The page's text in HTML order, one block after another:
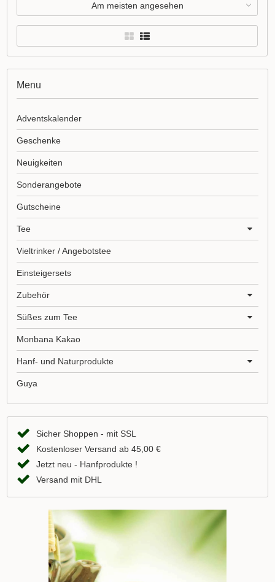
Am meisten angesehen
Menu
Adventskalender
Geschenke
Neuigkeiten
Sonderangebote
Gutscheine
Tee
Vieltrinker / Angebotstee
Einsteigersets
Zubehör
Süßes zum Tee
Monbana Kakao
Hanf- und Naturprodukte
Guya
Sicher Shoppen - mit SSL
Kostenloser Versand ab 45,00 €
Jetzt neu - Hanfprodukte !
Versand mit DHL